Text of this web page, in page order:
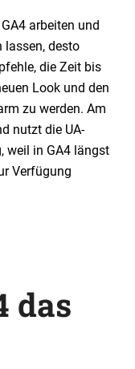
arbeiten und
lassen, desto
die Zeit bis
Look und den
zu werden. Am
nutzt die UA-
weil in GA4 längst
Verfügung
das